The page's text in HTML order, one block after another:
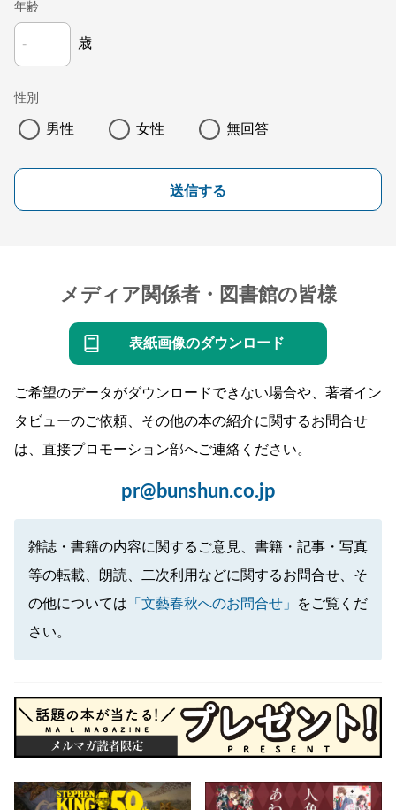
年齢
歳
性別
男性 女性 無回答
送信する
メディア関係者・図書館の皆様
表紙画像のダウンロード
ご希望のデータがダウンロードできない場合や、著者イン
タビューのご依頼、その他の本の紹介に関するお問合せ
は、直接プロモーション部へご連絡ください。
pr@bunshun.co.jp
雑誌・書籍の内容に関するご意見、書籍・記事・写真
等の転載、朗読、二次利用などに関するお問合せ、そ
の他については 「文藝春秋へのお問合せ」
をご覧くだ
さい。